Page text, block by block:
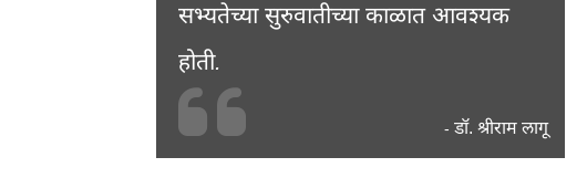
सभ्यतेच्या सुरुवातीच्या काळात आवश्यक
होती.
- डॉ. श्रीराम लागू